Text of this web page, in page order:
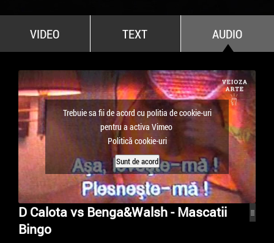
VIDEO TEXT AUDIO
Trebuie sa fii de acord cu politia de cookie-uri
pentru a activa Vimeo
Politică cookie-uri
Sunt de acord
D Calota vs Benga&Walsh - Mascatii
Bingo